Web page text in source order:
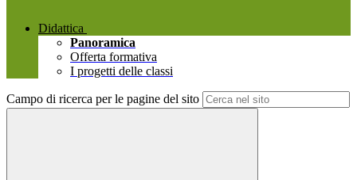
Didattica
Panoramica
Offerta formativa
I progetti delle classi
Campo di ricerca per le pagine del sito